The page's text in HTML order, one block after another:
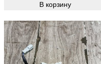
В корзину